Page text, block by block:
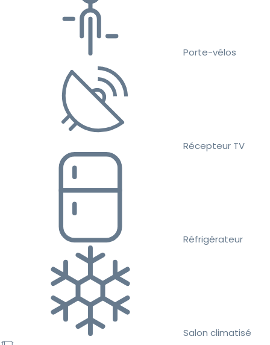
Porte-vélos
Récepteur TV
Réfrigérateur
Salon climatisé